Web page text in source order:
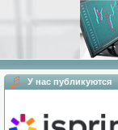
У нас публикуются